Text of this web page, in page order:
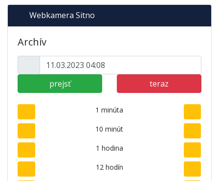
Webkamera Sitno
Archív
prejsť teraz
1 minúta
10 minút
1 hodina
12 hodín